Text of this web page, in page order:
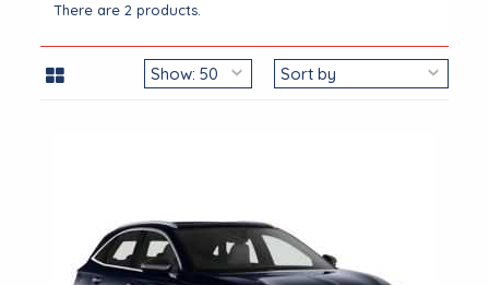
There are 2 products.